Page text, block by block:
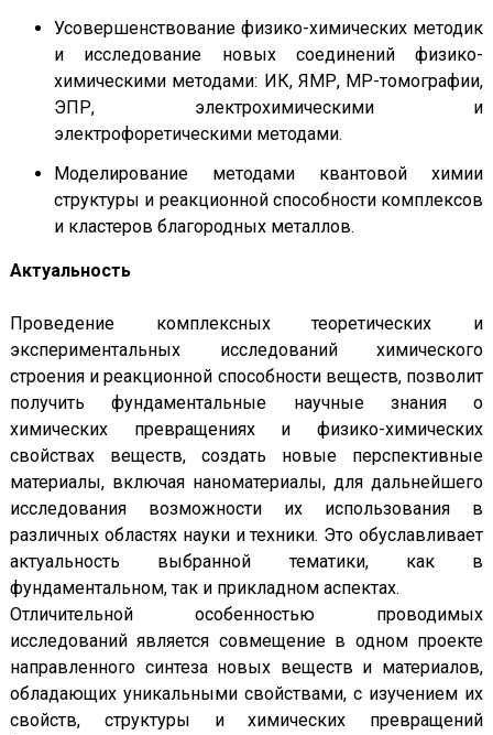
Усовершенствование физико-химических методик
и исследование новых соединений физико-
химическими методами: ИК, ЯМР, МР-томографии,
ЭПР, электрохимическими и
электрофоретическими методами.
Моделирование методами квантовой химии
структуры и реакционной способности комплексов
и кластеров благородных металлов.
Актуальность
Проведение комплексных теоретических и
экспериментальных исследований химического
строения и реакционной способности веществ, позволит
получить фундаментальные научные знания о
химических превращениях и физико-химических
свойствах веществ, создать новые перспективные
материалы, включая наноматериалы, для дальнейшего
исследования возможности их использования в
различных областях науки и техники. Это обуславливает
актуальность выбранной тематики, как в
фундаментальном, так и прикладном аспектах.
Отличительной особенностью проводимых
исследований является совмещение в одном проекте
направленного синтеза новых веществ и материалов,
обладающих уникальными свойствами, с изучением их
свойств, структуры и химических превращений